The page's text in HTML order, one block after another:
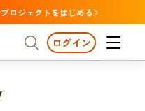
ロジェクトをはじめる
ログイン